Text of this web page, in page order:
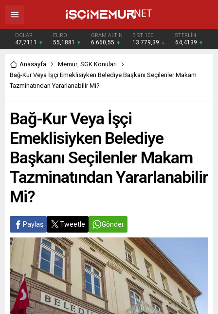
DOLAR
47,7111
EURO
55,1881
GRAM ALTIN
6.660,55
BIST 100
13.779,39
STERLİN
64,4139
Anasayfa Memur, SGK Konuları
Bağ-Kur Veya İşçi Emeklisiyken Belediye Başkanı Seçilenler Makam
Tazminatından Yararlanabilir Mi?
Bağ-Kur Veya İşçi
Emeklisiyken Belediye
Başkanı Seçilenler Makam
Tazminatından Yararlanabilir
Mi?
Paylaş Tweetle Gönder